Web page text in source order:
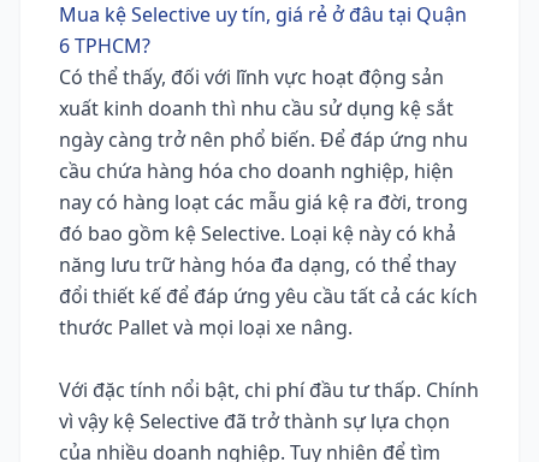
Mua kệ Selective uy tín, giá rẻ ở đâu tại Quận
6 TPHCM?
Có thể thấy, đối với lĩnh vực hoạt động sản
xuất kinh doanh thì nhu cầu sử dụng kệ sắt
ngày càng trở nên phổ biến. Để đáp ứng nhu
cầu chứa hàng hóa cho doanh nghiệp, hiện
nay có hàng loạt các mẫu giá kệ ra đời, trong
đó bao gồm kệ Selective. Loại kệ này có khả
năng lưu trữ hàng hóa đa dạng, có thể thay
đổi thiết kế để đáp ứng yêu cầu tất cả các kích
thước Pallet và mọi loại xe nâng.
Với đặc tính nổi bật, chi phí đầu tư thấp. Chính
vì vậy kệ Selective đã trở thành sự lựa chọn
của nhiều doanh nghiệp. Tuy nhiên để tìm